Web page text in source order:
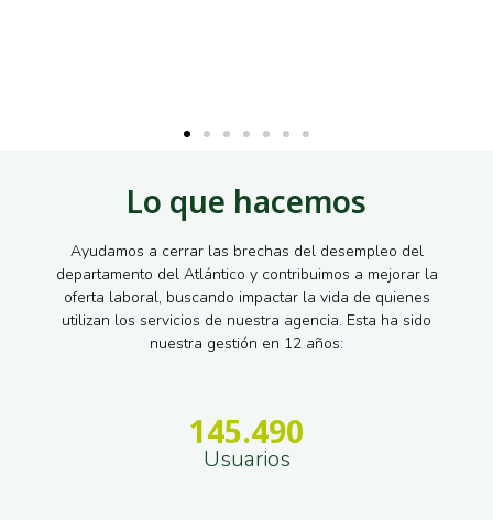
Lo que hacemos
Ayudamos a cerrar las brechas del desempleo del
departamento del Atlántico y contribuimos a mejorar la
oferta laboral, buscando impactar la vida de quienes
utilizan los servicios de nuestra agencia. Esta ha sido
nuestra gestión en 12 años:
145.490
Usuarios